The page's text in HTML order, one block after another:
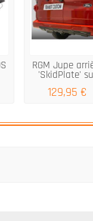
RGM Jupe
'SkidPlate'
129,95 €